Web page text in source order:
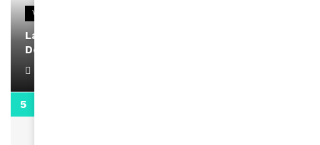
VIDEOS
La rubrique santé speciale coronavirus du
Docteur Makanda